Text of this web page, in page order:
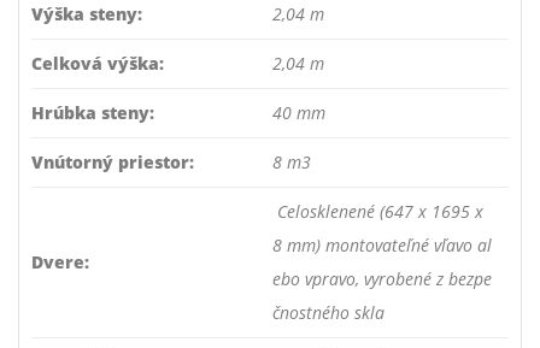
Výška steny: 2,04 m
Celková výška: 2,04 m
Hrúbka steny: 40 mm
Vnútorný priestor: 8 m3
Dvere:
Celosklenené (647 x 1695 x
8 mm) montovateľné vľavo al
ebo vpravo, vyrobené z bezpe
čnostného skla